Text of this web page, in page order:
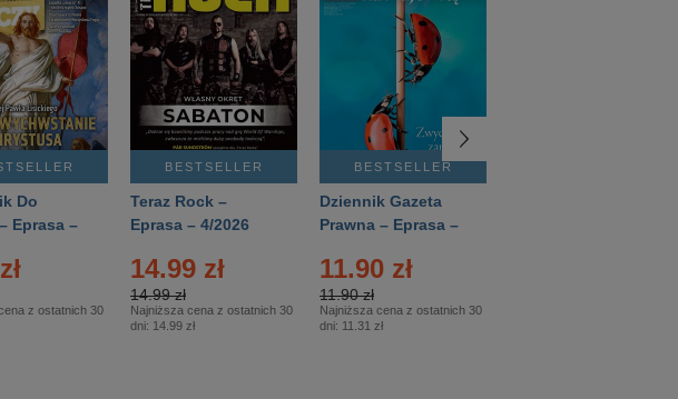
Do
Eprasa –
z ostatnich 30
BESTSELLER
Teraz Rock –
Eprasa – 4/2026
14.99 zł
14.99 zł
Najniższa cena z ostatnich 30
dni: 14.99 zł
BESTSELLER
Dziennik Gazeta
Prawna – Eprasa –
11.90 zł
11.90 zł
Najniższa cena z ostatnich 30
dni: 11.31 zł